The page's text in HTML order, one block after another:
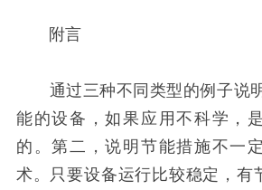
附言
通过三种不同类型的例子说
能的设备，如果应用不科学，
的。第二，说明节能措施不一
术。只要设备运行比较稳定，有